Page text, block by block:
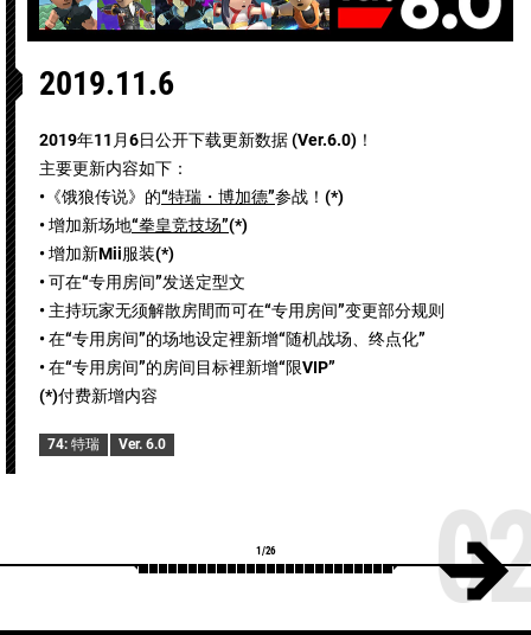
2019.11.6
2019年11月6日公开下载更新数据 (Ver.6.0)！
主要更新内容如下：
•《饿狼传说》的“特瑞・博加德”参战！(*)
• 增加新场地“拳皇竞技场”(*)
• 增加新Mii服装(*)
• 可在“专用房间”发送定型文
• 主持玩家无须解散房間而可在“专用房间”变更部分规则
• 在“专用房间”的场地设定裡新增“随机战场、终点化”
• 在“专用房间”的房间目标裡新增“限VIP”
(*)付费新增内容
74: 特瑞 Ver. 6.0
1/26